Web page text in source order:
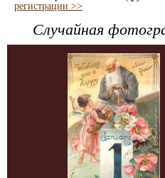
регистрации >>
Случайная